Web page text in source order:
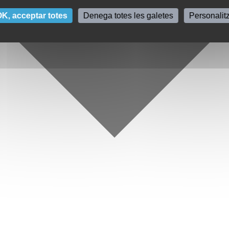
acceptar totes Denega totes les galetes